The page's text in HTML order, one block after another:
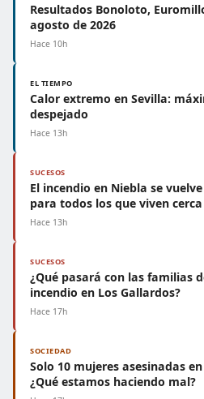
Resultados Bonoloto,
agosto de 2026
Hace 10h
EL TIEMPO
Calor extremo en Sevilla:
despejado
Hace 13h
SUCESOS
El incendio en Niebla se
para todos los que viven cerca
Hace 13h
SUCESOS
¿Qué pasará con las familias
incendio en Los Gallardos?
Hace 17h
SOCIEDAD
Solo 10 mujeres asesinadas
¿Qué estamos haciendo mal?